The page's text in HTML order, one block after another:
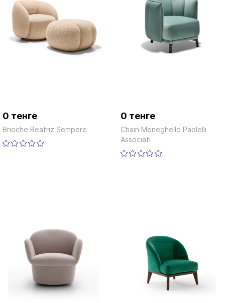
0 тенге
Brioche Beatriz Sempere
0 тенге
Chain Meneghello Paolelli
Associati